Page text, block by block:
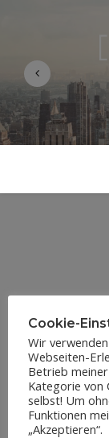
Cookie-
Wir
Webseiten-
Betrieb
Kategorie von
selbst! Um
Funktionen
„Akzeptieren“.